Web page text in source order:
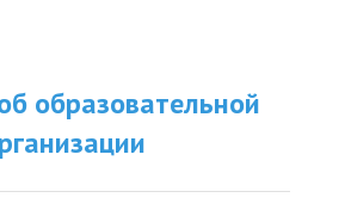
образовательной